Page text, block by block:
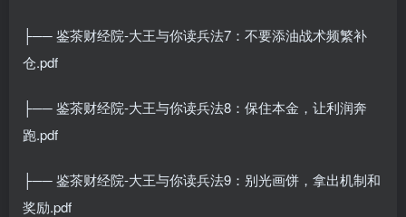
├── 鉴茶财经院-大王与你读兵法7：不要添油战术频繁补
仓.pdf
├── 鉴茶财经院-大王与你读兵法8：保住本金，让利润奔
跑.pdf
├── 鉴茶财经院-大王与你读兵法9：别光画饼，拿出机制和
奖励.pdf